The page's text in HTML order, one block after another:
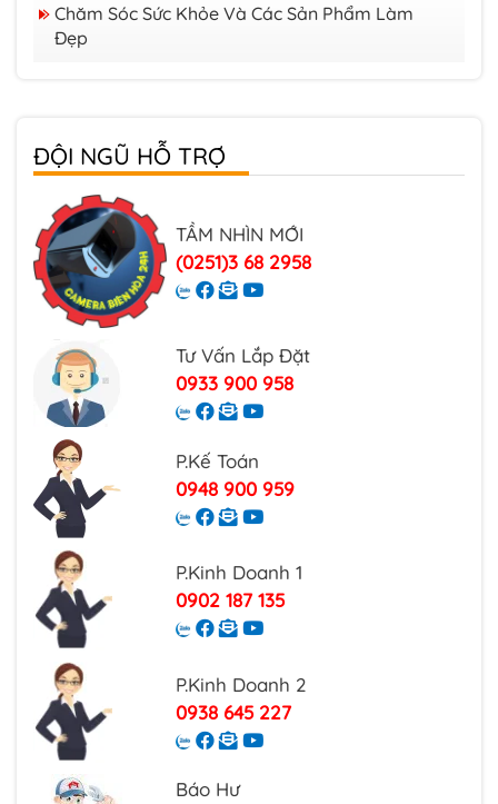
Ổ Cứng Lưu (HDD)
Thiết Bị Báo Cháy
Giải Pháp Thi Công – Lắp Đặt
Đèn Đường NLMT
Phụ Kiện Đèn Năng Lượng Mặt Trời
Chăm Sóc Sức Khỏe Và Các Sản Phẩm Làm
Đẹp
ĐỘI NGŨ HỖ TRỢ
TẦM NHÌN MỚI
(0251)3 68 2958
Tư Vấn Lắp Đặt
0933 900 958
P.Kế Toán
0948 900 959
P.Kinh Doanh 1
0902 187 135
P.Kinh Doanh 2
0938 645 227
Báo Hư